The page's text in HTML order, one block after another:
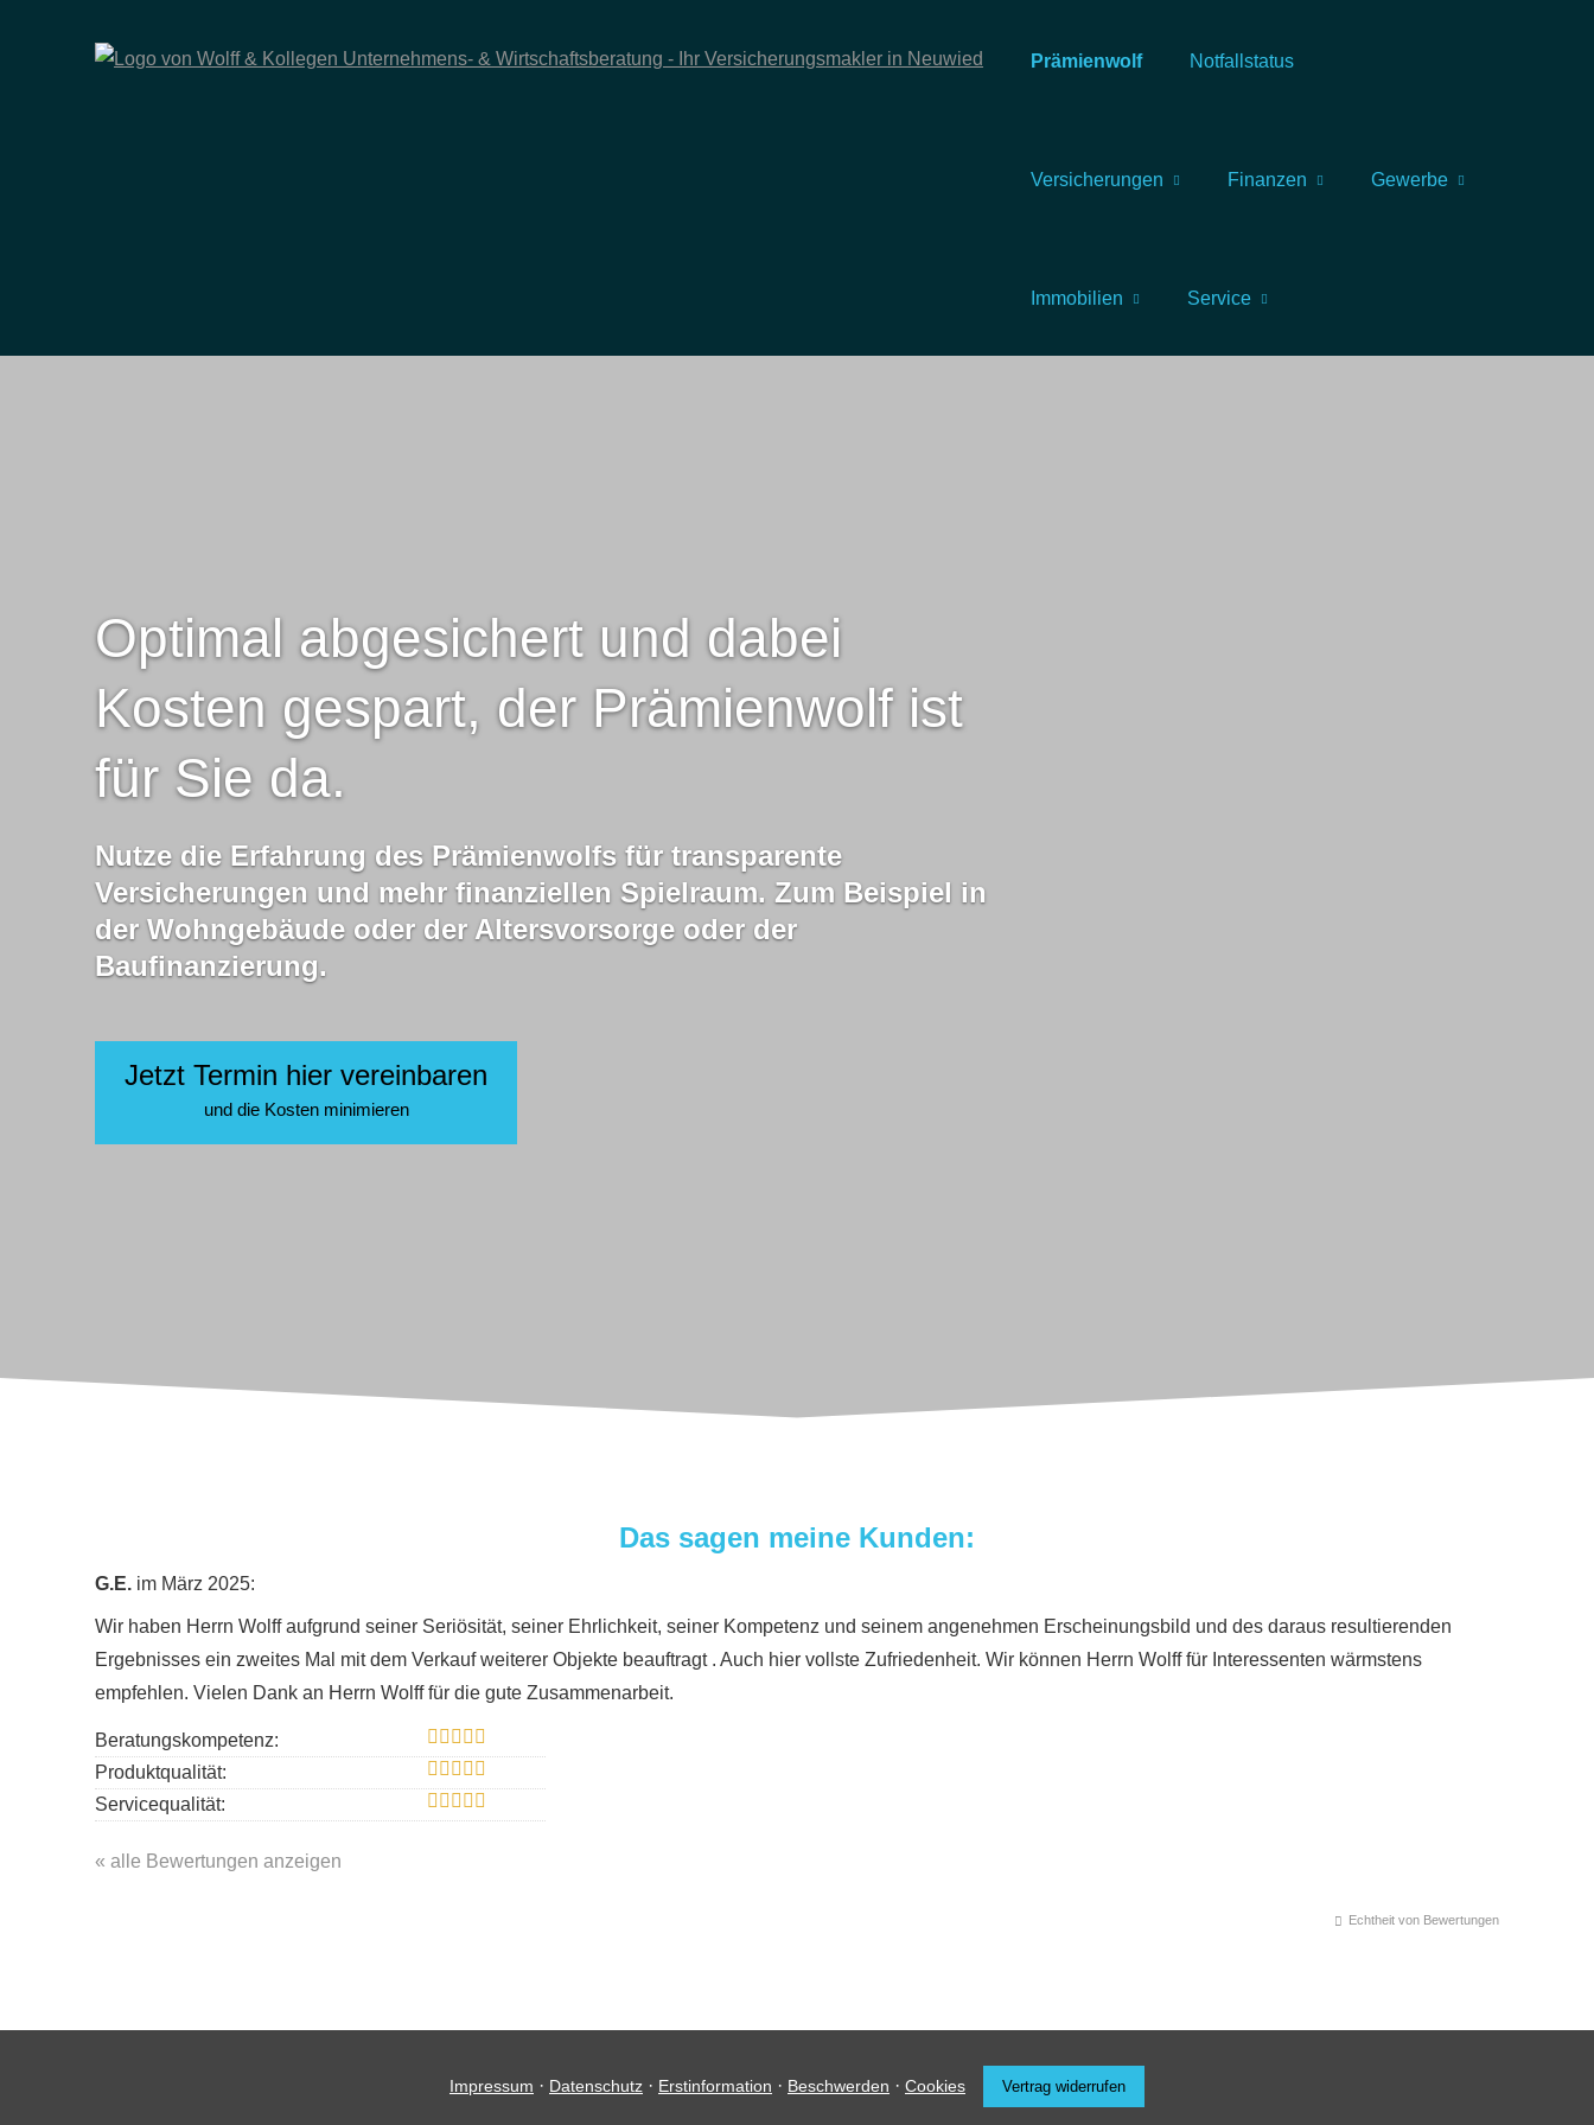
Prämienwolf Notfallstatus
Versicherungen Finanzen Gewerbe
Immobilien Service
Optimal abgesichert und dabei
Kosten gespart, der Prämienwolf ist
für Sie da.
Nutze die Erfahrung des Prämienwolfs für transparente
Versicherungen und mehr finanziellen Spielraum. Zum Beispiel in
der Wohngebäude oder der Alters­vorsorge oder der
Baufinanzierung.
Jetzt Termin hier vereinbaren
und die Kosten minimieren
Das sagen meine Kunden:
G.E. im März 2025:
Wir haben Herrn Wolff aufgrund seiner Seriösität, seiner Ehrlichkeit, seiner Kompetenz und seinem angenehmen Erscheinungsbild und des daraus resultierenden
Ergebnisses ein zweites Mal mit dem Verkauf weiterer Objekte beauftragt . Auch hier vollste Zufriedenheit. Wir können Herrn Wolff für Interessenten wärmstens
empfehlen. Vielen Dank an Herrn Wolff für die gute Zusammenarbeit.
Beratungskompetenz:
Produktqualität:
Servicequalität:
« alle Bewertungen anzeigen
Echtheit von Bewertungen
Impressum · Datenschutz · Erstinformation · Beschwerden · Cookies Vertrag widerrufen